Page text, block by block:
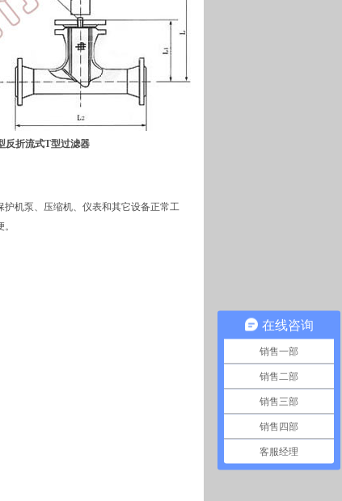
折流式T型过滤器
机泵、压缩机、仪表和其它设备正常工
在线咨询
销售一部
销售二部
销售三部
销售四部
客服经理